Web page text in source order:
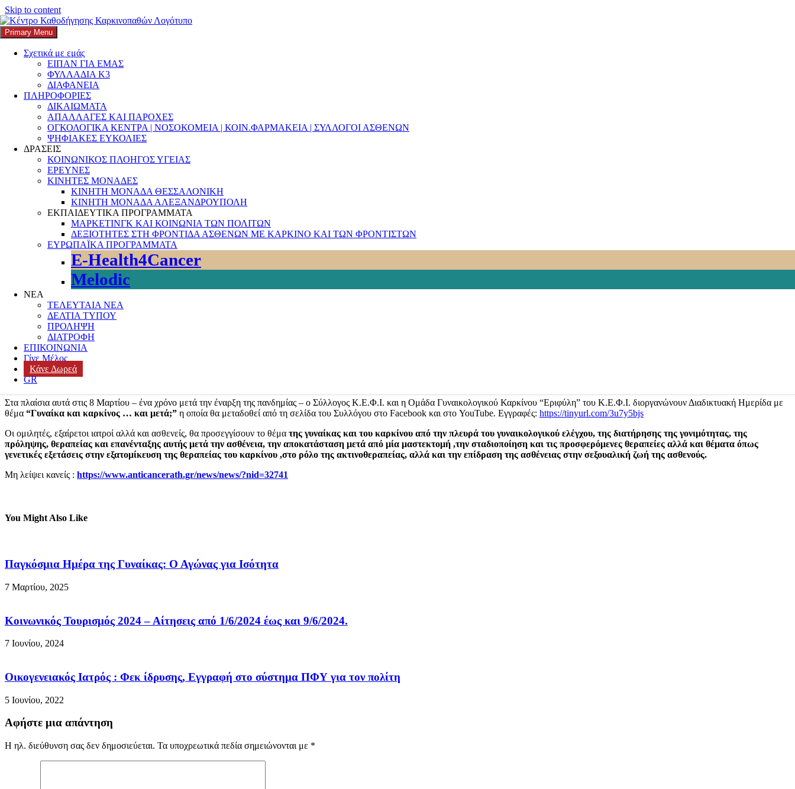
Skip to content
K3
ΚΕΝΤΡΟ ΚΑΘΟΔΗΓΗΣΗΣ ΚΑΡΚΙΝΟΠΑΘΩΝ
Primary Menu
Σχετικά με εμάς
ΕΙΠΑΝ ΓΙΑ ΕΜΑΣ
ΦΥΛΛΑΔΙΑ Κ3
ΔΙΑΦΑΝΕΙΑ
ΠΛΗΡΟΦΟΡΙΕΣ
ΔΙΚΑΙΩΜΑΤΑ
ΑΠΑΛΛΑΓΕΣ ΚΑΙ ΠΑΡΟΧΕΣ
ΟΓΚΟΛΟΓΙΚΑ ΚΕΝΤΡΑ | ΝΟΣΟΚΟΜΕΙΑ | ΚΟΙΝ.ΦΑΡΜΑΚΕΙΑ | ΣΥΛΛΟΓΟΙ ΑΣΘΕΝΩΝ
ΨΗΦΙΑΚΕΣ ΕΥΚΟΛΙΕΣ
ΔΡΑΣΕΙΣ
ΚΟΙΝΩΝΙΚΟΣ ΠΛΟΗΓΟΣ ΥΓΕΙΑΣ
ΕΡΕΥΝΕΣ
ΚΙΝΗΤΕΣ ΜΟΝΑΔΕΣ
ΚΙΝΗΤΗ ΜΟΝΑΔΑ ΘΕΣΣΑΛΟΝΙΚΗ
ΚΙΝΗΤΗ ΜΟΝΑΔΑ ΑΛΕΞΑΝΔΡΟΥΠΟΛΗ
ΕΚΠΑΙΔΕΥΤΙΚΑ ΠΡΟΓΡΑΜΜΑΤΑ
ΜΑΡΚΕΤΙΝΓΚ ΚΑΙ ΚΟΙΝΩΝΙΑ ΤΩΝ ΠΟΛΙΤΩΝ
ΔΕΞΙΟΤΗΤΕΣ ΣΤΗ ΦΡΟΝΤΙΔΑ ΑΣΘΕΝΩΝ ΜΕ ΚΑΡΚΙΝΟ ΚΑΙ ΤΩΝ ΦΡΟΝΤΙΣΤΩΝ
ΕΥΡΩΠΑΪΚΑ ΠΡΟΓΡΑΜΜΑΤΑ
E-Health4Cancer
Melodic
ΝΕΑ
ΤΕΛΕΥΤΑΙΑ ΝΕΑ
ΔΕΛΤΙΑ ΤΥΠΟΥ
ΠΡΟΛΗΨΗ
ΔΙΑΤΡΟΦΗ
ΕΠΙΚΟΙΝΩΝΙΑ
Γίνε Μέλος
Κάνε Δωρεά
GR
Αναζήτηση για:
Οι Γυναίκες στην Πρώτη Γραμμή
Posted on 5 Μαρτίου, 2021Authork3-editorCategoriesΓΥΝΑΙΚΑ,ΥΓΕΙΑ
Η πανδημία έχει φέρει στην πρώτη γραμμή των αγώνα των γυναικών να ανταπεξέρθουν στις ακόμα πιο δύσκολες συνθήκες που έχουν δημιουργηθεί.
ευαισθητοποίησης σχετικά με τον αγώνα των γυναικών, η επιτροπή για τα δικαιώματα των γυναικών και ισότητα των φύλων
έκανε την δική της παρουσία αισθητή με διαδικτυακή συζήτηση που οργανώθηκε και συμμετείχαν η Πρόεδρος της Δημοκρατίας κ. Κατερίνα Σακελλαροπούλου, η πρόεδρος του Ευρωπαίκού Κοινοβουλίου
Νταβίντ Σασόλι αλλά και η επίτροπος της ΕΕ για την ισότητα των φύλων.Τέθηκαν θέματα ισότητας των φύλων, αντάλλαξαν βέλτιστες πρακτικές και προσωπικές εμπειρίες χειραφέτησης γυναικών εν μέσω
κρίσεων με ευρωβουλευτές και εθνικούς βουλευτές. Τ
ασθένειας που εμφανίζονται να αυξάνουν εκθετικά, τα σεξουαλικά και αναπαραγωγικά δικαιώματα που πλήττονται συνεχώς και κάνουν όλους και όλες να είμαστε στην πρώτη
γραμμή
Στα πλαίσια αυτά στις 8 Μαρτίου – ένα χρόνο μετά την έναρξη της πανδημίας – ο Σύλλογος Κ.Ε.Φ.Ι. και η Ομάδα Γυναικολογικού Καρκίνου “Εριφύλη” του Κ.Ε.Φ.Ι. διοργανώνουν Διαδικτυακή Ημερίδα με
θέμα “Γυναίκα και καρκίνος … και μετά;” η οποία θα μεταδοθεί από τη σελίδα του Συλλόγου στο Facebook και στο YouTube. Εγγραφές: https://tinyurl.com/3u7y5bjs
Οι ομιλητές, εξαίρετοι ιατροί αλλά και ασθενείς, θα προσεγγίσουν το θέμα της γυναίκας και του καρκίνου από την πλευρά του γυναικολογικού ελέγχου, της διατήρησης της γονιμότητας, της
πρόληψης, θεραπείας και επανένταξης αυτής μετά την ασθένεια, την αποκατάσταση μετά από μία μαστεκτομή ,την σταδιοποίηση και τις προσφερόμενες θεραπείες αλλά και θέματα όπως
γενετικές εξετάσεις στην εξατομίκευση της θεραπείας του καρκίνου ,στο ρόλο της ακτινοθεραπείας, αλλά και την επίδραση της ασθένειας στην σεξουαλική ζωή της ασθενούς.
Μη λείψει κανείς : https://www.anticancerath.gr/news/news/?nid=32741
You Might Also Like
Παγκόσμια Ημέρα της Γυναίκας: Ο Αγώνας για Ισότητα
7 Μαρτίου, 2025
Κοινωνικός Τουρισμός 2024 – Αίτησεις από 1/6/2024 έως και 9/6/2024.
7 Ιουνίου, 2024
Οικογενειακός Ιατρός : Φεκ ίδρυσης, Εγγραφή στο σύστημα ΠΦΥ για τον πολίτη
5 Ιουνίου, 2022
Αφήστε μια απάντηση
Η ηλ. διεύθυνση σας δεν δημοσιεύεται. Τα υποχρεωτικά πεδία σημειώνονται με *